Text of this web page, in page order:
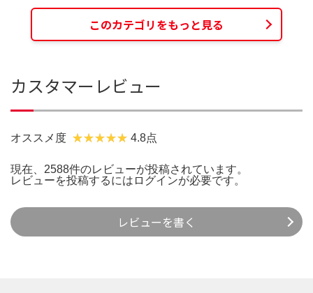
このカテゴリをもっと見る
カスタマーレビュー
オススメ度 4.8点
現在、2588件のレビューが投稿されています。
レビューを投稿するには ログインが必要です。
レビューを書く